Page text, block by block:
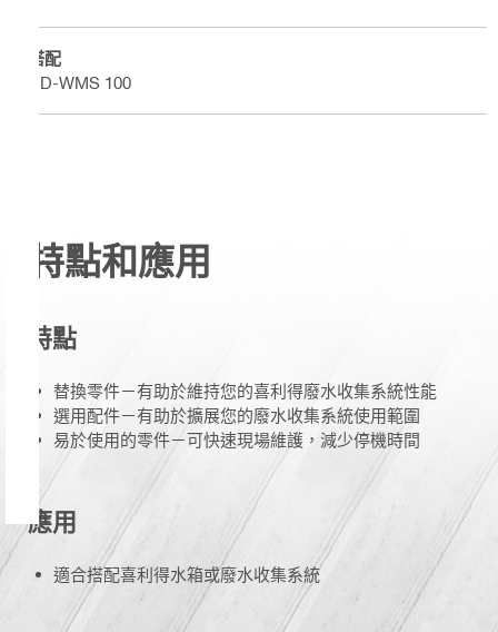
搭配
DD-WMS 100
特點和應用
特點
替換零件－有助於維持您的喜利得廢水收集系統性能
選用配件－有助於擴展您的廢水收集系統使用範圍
易於使用的零件－可快速現場維護，減少停機時間
應用
適合搭配喜利得水箱或廢水收集系統